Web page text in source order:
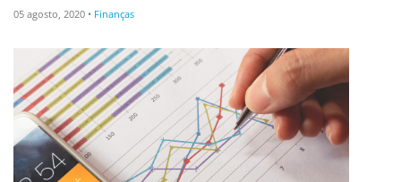
05 agosto, 2020 • Finanças